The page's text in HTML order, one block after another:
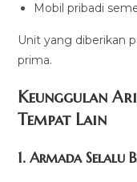
Mobil pribadi
Unit yang diberikan
prima.
Keunggulan
Tempat Lain
1. Armada Selalu